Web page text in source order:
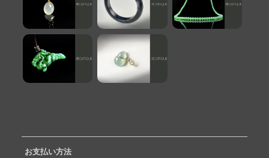
お支払い方法